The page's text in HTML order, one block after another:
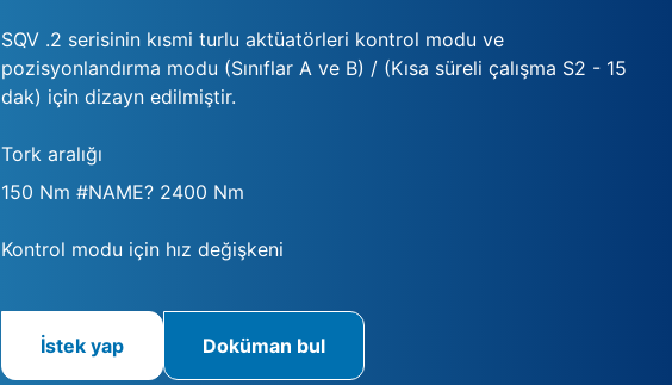
SQV .2 serisinin kısmi turlu aktüatörleri kontrol modu ve
pozisyonlandırma modu (Sınıflar A ve B) / (Kısa süreli çalışma S2 - 15
dak) için dizayn edilmiştir.
Tork aralığı
150 Nm #NAME? 2400 Nm
Kontrol modu için hız değişkeni
İstek yap Doküman bul